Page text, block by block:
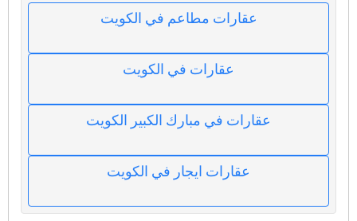
عقارات مطاعم في الكويت
عقارات في الكويت
عقارات في مبارك الكبير الكويت
عقارات ايجار في الكويت